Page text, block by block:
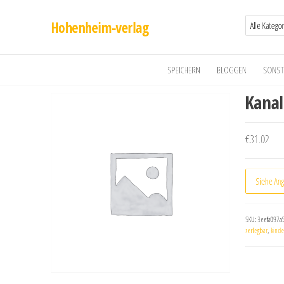
Hohenheim-verlag
SPEICHERN BLOGGEN
€31.02
Siehe
SKU:
zerlegbar,